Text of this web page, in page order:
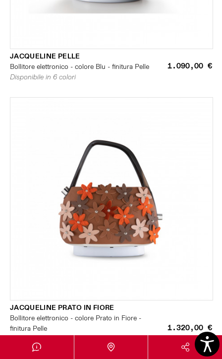
JACQUELINE PELLE
Bollitore elettronico - colore Blu - finitura Pelle
1.090,00 €
Disponibile in 6 colori
JACQUELINE PRATO IN FIORE
Bollitore elettronico - colore Prato in Fiore -
finitura Pelle
1.320,00 €